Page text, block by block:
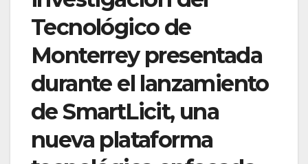
Tecnológico de
Monterrey presentada
durante el lanzamiento
de SmartLicit, una
nueva plataforma